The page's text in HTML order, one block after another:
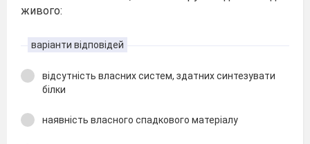
живого:
варіанти відповідей
відсутність власних систем, здатних синтезувати
білки
наявність власного спадкового матеріалу